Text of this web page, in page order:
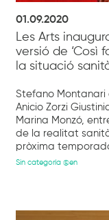
01.09.2020
Les Arts
versió de ‘Così
la situació
Stefano Montanari
Anicio Zorzi
Marina Monzó,
de la realitat
pròxima
Sin categoría @en